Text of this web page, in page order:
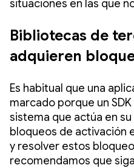
situaciones en las que
Bibliotecas de
adquieren
Es habitual que una
marcado porque un
sistema que actúa en
bloqueos de activación
y resolver estos
recomendamos que